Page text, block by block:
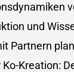
und
Partnern
Kreation: